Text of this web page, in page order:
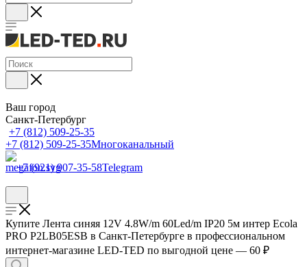
Ваш город
Санкт-Петербург
+7 (812) 509-25-35
+7 (812) 509-25-35Многоканальный
+7 (921) 907-35-58Telegram
Купите Лента синяя 12V 4.8W/m 60Led/m IP20 5м интер Ecola
PRO P2LB05ESB в Санкт-Петербурге в профессиональном
интернет-магазине LED-TED по выгодной цене — 60 ₽